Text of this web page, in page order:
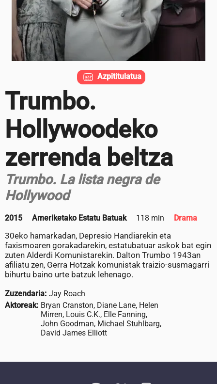
Trumbo.
Hollywoodeko
zerrenda beltza
Trumbo. La lista negra de
Hollywood
2015 Ameriketako Estatu Batuak 118 min Drama
30eko hamarkadan, Depresio Handiarekin eta
faxismoaren gorakadarekin, estatubatuar askok bat egin
zuten Alderdi Komunistarekin. Dalton Trumbo 1943an
afiliatu zen, Gerra Hotzak komunistak traizio-susmagarri
bihurtu baino urte batzuk lehenago.
Zuzendaria: Jay Roach
Aktoreak: Bryan Cranston, Diane Lane, Helen
Mirren, Louis C.K., Elle Fanning,
John Goodman, Michael Stuhlbarg,
David James Elliott
Azpititulatua